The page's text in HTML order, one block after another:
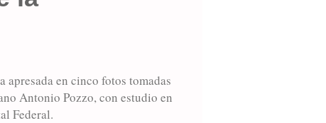
apresada en cinco fotos tomadas
Antonio Pozzo, con estudio en
Federal.